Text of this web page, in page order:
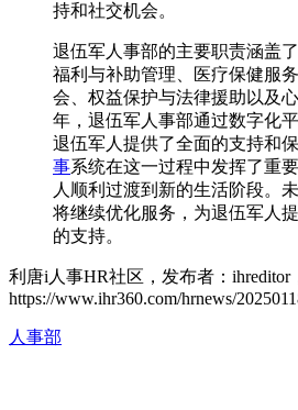
持和社交机会。
退伍军人事部的主要职责涵盖
福利与补助管理、医疗保健服
会、权益保护与法律援助以及
年，退伍军人事部通过数字化
退伍军人提供了全面的支持和
事系统在这一过程中发挥了重
人顺利过渡到新的生活阶段。
将继续优化服务，为退伍军人
的支持。
利唐i人事HR社区，发布者：ihreditor
https://www.ihr360.com/hrnews/
人事部